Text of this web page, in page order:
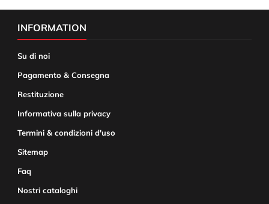
INFORMATION
Su di noi
Pagamento & Consegna
Restituzione
Informativa sulla privacy
Termini & condizioni d'uso
Sitemap
Faq
Nostri cataloghi